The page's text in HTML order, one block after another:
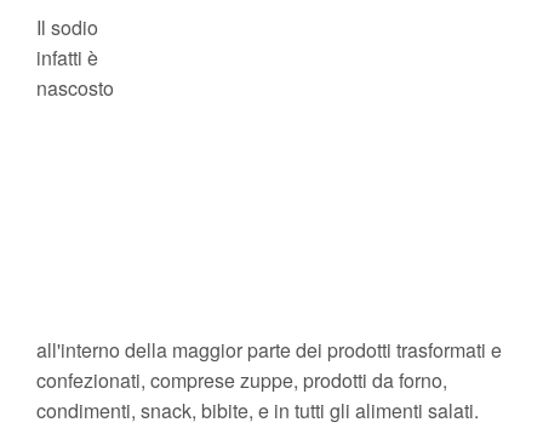
Il sodio
infatti è
nascosto
all'interno della maggior parte dei prodotti trasformati e
confezionati, comprese zuppe, prodotti da forno,
condimenti, snack, bibite, e in tutti gli alimenti salati.